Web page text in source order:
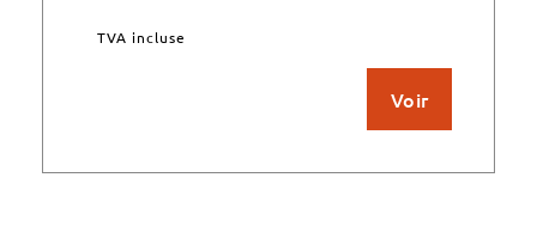
TVA incluse
Voir